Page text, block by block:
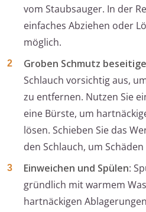
vom Staubsauger. In der
einfaches Abziehen oder
möglich.
Groben Schmutz
Schlauch vorsichtig aus,
zu entfernen. Nutzen Sie
eine Bürste, um
lösen. Schieben Sie das
den Schlauch, um
Einweichen und Spülen:
gründlich mit warmem
hartnäckigen